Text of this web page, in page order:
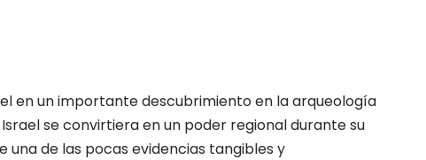
en un importante descubrimiento en la arqueología
se convirtiera en un poder regional durante su
una de las pocas evidencias tangibles y